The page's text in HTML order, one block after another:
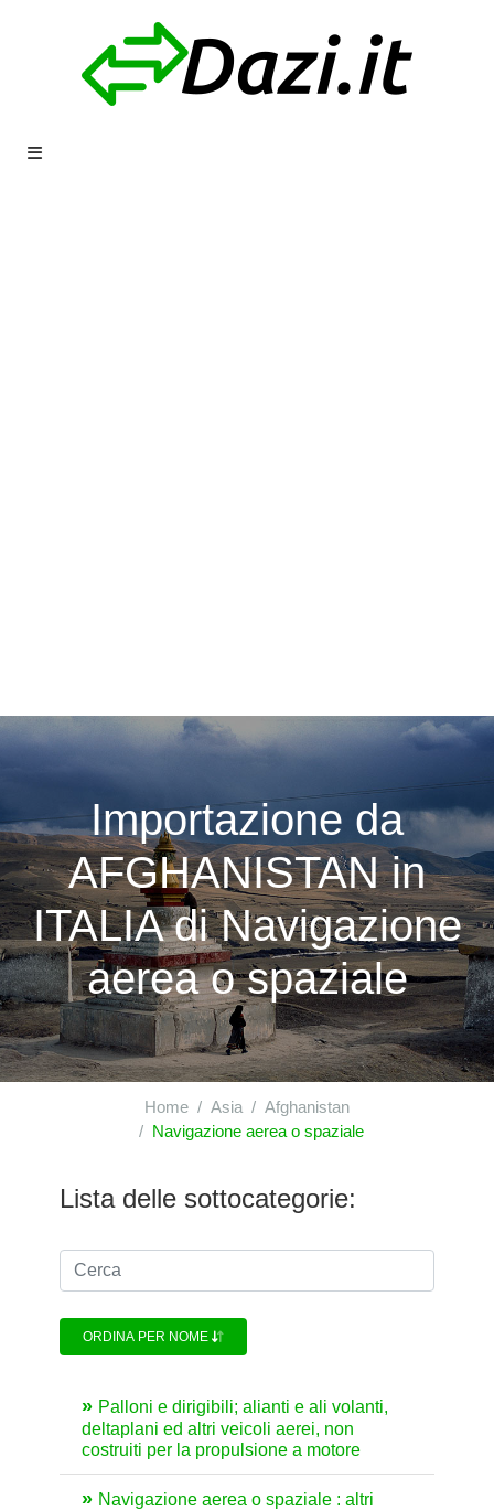
Importazione da
AFGHANISTAN in
ITALIA di Navigazione
aerea o spaziale
Home Asia
Afghanistan
Navigazione aerea o spaziale
Lista delle sottocategorie:
ORDINA PER NOME
Palloni e dirigibili; alianti e ali volanti,
deltaplani ed altri veicoli aerei, non
costruiti per la propulsione a motore
Navigazione aerea o spaziale : altri